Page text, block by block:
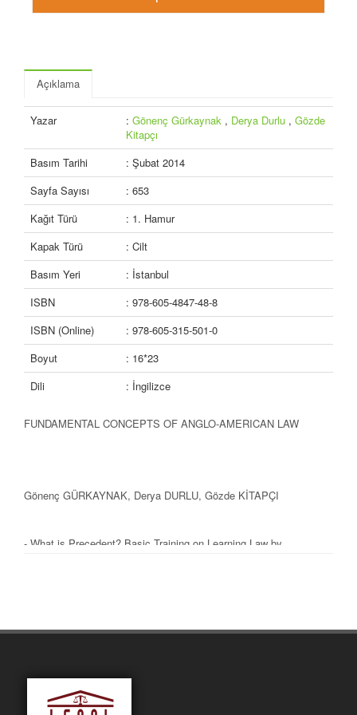
Açıklama
Yazar : Gönenç Gürkaynak , Derya Durlu , Gözde
Kitapçı
Basım Tarihi
: Şubat 2014
Sayfa Sayısı
: 653
Kağıt Türü
: 1. Hamur
Kapak Türü
: Cilt
Basım Yeri
: İstanbul
ISBN
: 978-605-4847-48-8
ISBN (Online)
: 978-605-315-501-0
Boyut
: 16*23
Dili
: İngilizce
FUNDAMENTAL CONCEPTS OF ANGLO-AMERICAN LAW
Gönenç GÜRKAYNAK, Derya DURLU, Gözde KİTAPÇI
- What is Precedent? Basic Training on Learning Law by
- Executive Power
- Procedural Due Process
- Equal Protection